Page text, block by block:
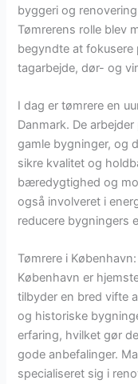
byggeri og
Tømrerens rolle blev
begyndte at fokusere
tagarbejde, dør- og
I dag er tømrere en
Danmark. De
gamle bygninger, og
sikre kvalitet og
bæredygtighed og
også involveret i
reducere bygningers
Tømrere i
København er
tilbyder en bred vifte
og historiske
erfaring, hvilket gør
gode anbefalinger.
specialiseret sig i